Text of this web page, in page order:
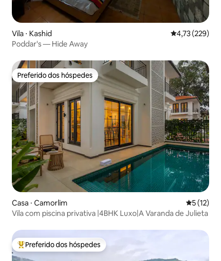
Vila ⋅ Kashid 4,73 de uma
4,73 (229)
Poddar's — Hide Away
Preferido dos hóspedes
Preferido dos hóspedes
Casa ⋅ Camorlim 5 de uma
5 (12)
Vila com piscina privativa |4BHK Luxo|A Varanda de Julieta
Entre os melhores preferidos dos hóspedes
Preferido dos hóspedes